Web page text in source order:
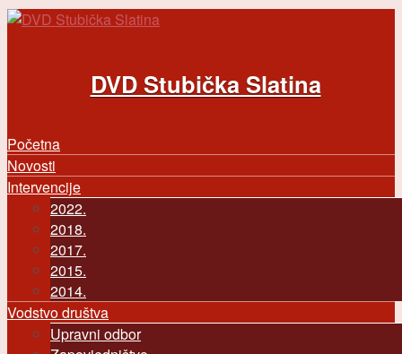
Skoči na glavni sadržaj
DVD Stubička Slatina
Main menu
Početna
Novosti
Intervencije
2022.
2018.
2017.
2015.
2014.
Vodstvo društva
Upravni odbor